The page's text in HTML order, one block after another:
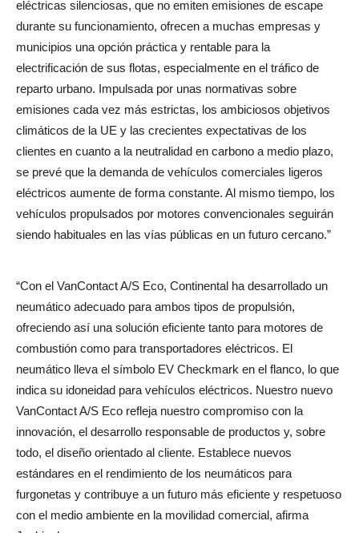
eléctricas silenciosas, que no emiten emisiones de escape
durante su funcionamiento, ofrecen a muchas empresas y
municipios una opción práctica y rentable para la
electrificación de sus flotas, especialmente en el tráfico de
reparto urbano. Impulsada por unas normativas sobre
emisiones cada vez más estrictas, los ambiciosos objetivos
climáticos de la UE y las crecientes expectativas de los
clientes en cuanto a la neutralidad en carbono a medio plazo,
se prevé que la demanda de vehículos comerciales ligeros
eléctricos aumente de forma constante. Al mismo tiempo, los
vehículos propulsados por motores convencionales seguirán
siendo habituales en las vías públicas en un futuro cercano.”
“Con el VanContact A/S Eco, Continental ha desarrollado un
neumático adecuado para ambos tipos de propulsión,
ofreciendo así una solución eficiente tanto para motores de
combustión como para transportadores eléctricos. El
neumático lleva el símbolo EV Checkmark en el flanco, lo que
indica su idoneidad para vehículos eléctricos. Nuestro nuevo
VanContact A/S Eco refleja nuestro compromiso con la
innovación, el desarrollo responsable de productos y, sobre
todo, el diseño orientado al cliente. Establece nuevos
estándares en el rendimiento de los neumáticos para
furgonetas y contribuye a un futuro más eficiente y respetuoso
con el medio ambiente en la movilidad comercial, afirma